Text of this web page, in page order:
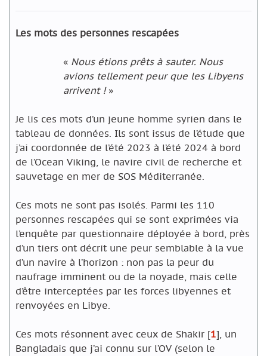
Les mots des personnes rescapées
« Nous étions prêts à sauter. Nous
avions tellement peur que les Libyens
arrivent !»
Je lis ces mots d’un jeune homme syrien dans le
tableau de données. Ils sont issus de l’étude que
j’ai coordonnée de l’été 2023 à l’été 2024 à bord
de l’Ocean Viking, le navire civil de recherche et
sauvetage en mer de SOS Méditerranée.
Ces mots ne sont pas isolés. Parmi les 110
personnes rescapées qui se sont exprimées via
l’enquête par questionnaire déployée à bord, près
d’un tiers ont décrit une peur semblable à la vue
d’un navire à l’horizon : non pas la peur du
naufrage imminent ou de la noyade, mais celle
d’être interceptées par les forces libyennes et
renvoyées en Libye.
Ces mots résonnent avec ceux de Shakir[1], un
Bangladais que j’ai connu sur l’OV (selon le